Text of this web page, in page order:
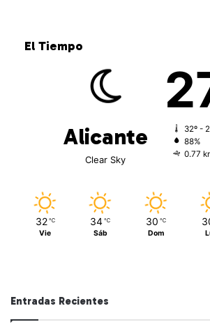
El Tiempo
Alicante
Clear Sky
32º -
88%
0.77
32 ℃
Vie
34 ℃
Sáb
30 ℃
Dom
Entradas Recientes